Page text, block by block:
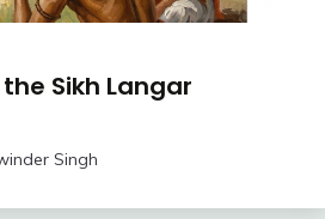
Sikh Langar
Singh